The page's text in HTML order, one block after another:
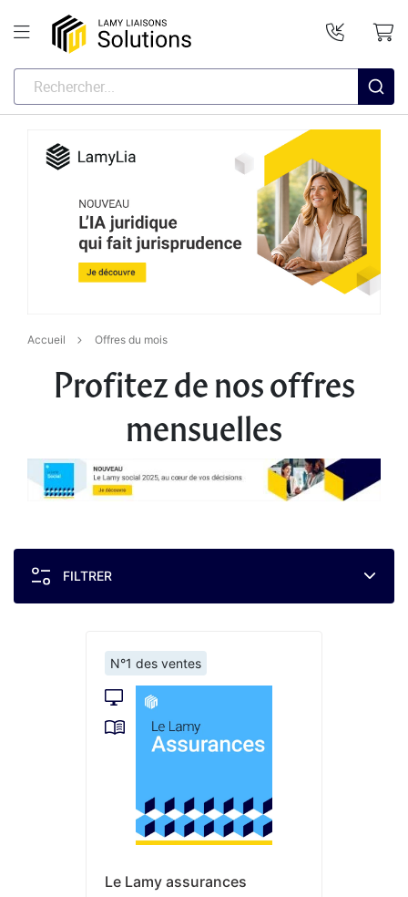
Accueil Offres du mois
Profitez de nos offres
mensuelles
FILTRER
N°1 des ventes
Le Lamy assurances